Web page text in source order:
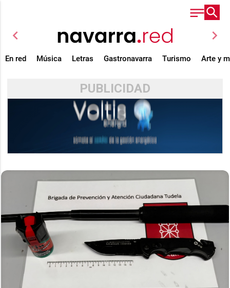
chevron_left chevron_right
En red Música Letras Gastronavarra Turismo Arte y
PUBLICIDAD